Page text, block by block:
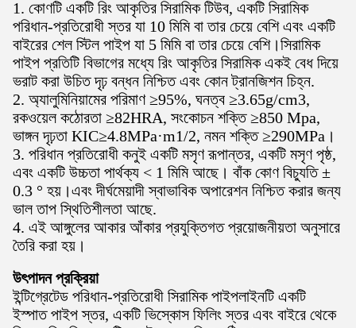
1. কোণটি একটি রিং আকৃতির সিরামিক টিউব, একটি সিরামিক
পরিধান-প্রতিরোধী স্তর যা 10 মিমি বা তার চেয়ে বেশি এবং একটি
বাইরের শেল স্টিল পাইপ যা 5 মিমি বা তার চেয়ে বেশি।সিরামিক
পাইপ প্রতিটি বিভাগের মধ্যে রিং আকৃতির সিরামিক একই বেধ দিয়ে
ভরাট করা উচিত দৃঢ় বন্ধন নিশ্চিত এবং কোন ট্রানজিশন চিহ্ন.
2. অ্যালুমিনিয়ামের পরিমাণ ≥95%, ঘনত্ব ≥3.65g/cm3,
রকওয়েল কঠোরতা ≥82HRA, সংকোচন শক্তি ≥850 Mpa,
ভাঙ্গন দৃঢ়তা KΙC≥4.8MPa·m1/2, নমন শক্তি ≥290MPa।
3. পরিধান প্রতিরোধী কনুই একটি মসৃণ রূপান্তর, একটি মসৃণ পৃষ্ঠ,
এবং একটি উচ্চতা পার্থক্য < 1 মিমি আছে। বাঁক কোণ বিচ্যুতি ±
0.3 ° হয়।এবং দীর্ঘমেয়াদী স্বাভাবিক অপারেশন নিশ্চিত করার জন্য
ভাল তাপ স্থিতিশীলতা আছে.
4. এই আঙ্গুলের আকার আঁকার প্রযুক্তিগত প্রয়োজনীয়তা অনুসারে
তৈরি করা হয়।
উৎপাদন প্রক্রিয়া
ইন্টিগ্রেটেড পরিধান-প্রতিরোধী সিরামিক পাইপলাইনটি একটি
ইস্পাত পাইপ স্তর, একটি ভিস্কোস ফিলিং স্তর এবং বাইরে থেকে